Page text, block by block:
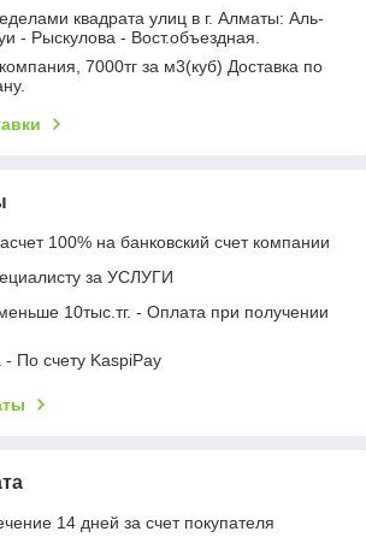
квадрата улиц в г. Алматы: Аль-
- Рыскулова - Вост.объездная.
7000тг за м3(куб) Доставка по
100% на банковский счет компании
за УСЛУГИ
10тыс.тг. - Оплата при получении
По счету KaspiPay
14 дней за счет покупателя